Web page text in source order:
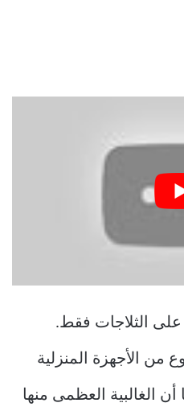
على الثلاجات فقط.
من الأجهزة المنزلية
أن الغالبية العظمى منها